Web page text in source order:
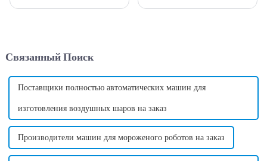
инвестиционных
Связанный Поиск
Поставщики полностью автоматических машин для
изготовления воздушных шаров на заказ
Производители машин для мороженого роботов на заказ